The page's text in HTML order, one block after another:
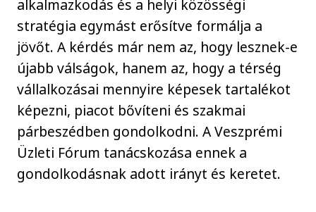
alkalmazkodás és a helyi közösségi
stratégia egymást erősítve formálja a
jövőt. A kérdés már nem az, hogy lesznek-e
újabb válságok, hanem az, hogy a térség
vállalkozásai mennyire képesek tartalékot
képezni, piacot bővíteni és szakmai
párbeszédben gondolkodni. A Veszprémi
Üzleti Fórum tanácskozása ennek a
gondolkodásnak adott irányt és keretet.